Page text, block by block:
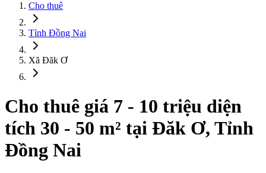
Cho thuê
Tỉnh Đồng Nai
Xã Đăk Ơ
Cho thuê giá 7 - 10 triệu diện
tích 30 - 50 m² tại Đăk Ơ, Tỉnh
Đồng Nai